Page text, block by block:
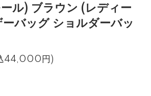
ル) ブラウン (レディー
バッグ ショルダーバッ
44,000円)